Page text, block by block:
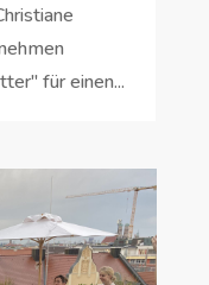
für einen...